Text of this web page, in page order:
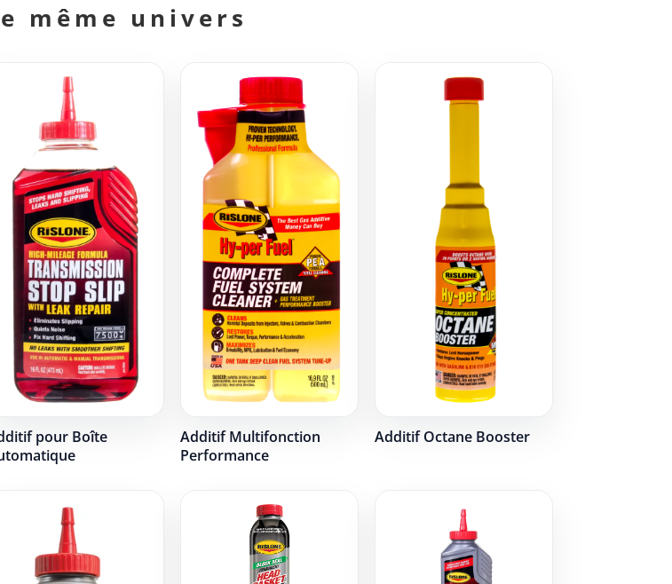
même univers
pour Boîte
Additif Multifonction
Performance
Additif Octane Booster